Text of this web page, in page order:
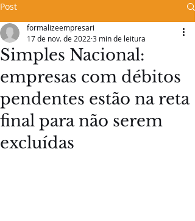
Post
Simples Nacional:
empresas com débitos
pendentes estão na reta
final para não serem
excluídas
formalizeempresari
17 de nov. de 2022 3 min de leitura